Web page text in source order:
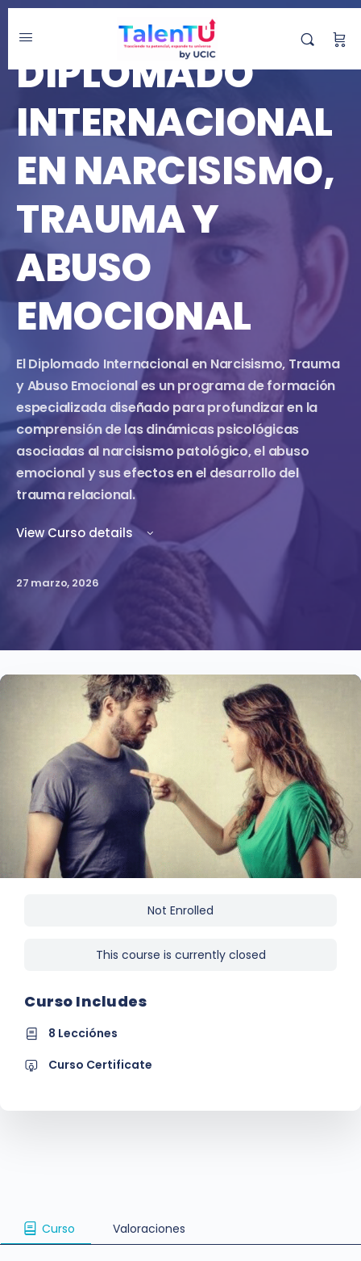
DIPLOMADO
DIPLOMADO
INTERNACIONAL
EN NARCISISMO,
TRAUMA Y
ABUSO
EMOCIONAL
El Diplomado Internacional en Narcisismo, Trauma
y Abuso Emocional es un programa de formación
especializada diseñado para profundizar en la
comprensión de las dinámicas psicológicas
asociadas al narcisismo patológico, el abuso
emocional y sus efectos en el desarrollo del
trauma relacional.
View Curso details
27 marzo, 2026
Curso Valoraciones
Not Enrolled
This course is currently closed
Curso Includes
8 Lecciónes
Curso Certificate